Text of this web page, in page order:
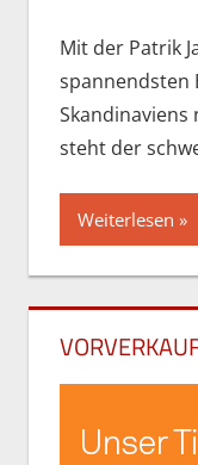
Mit der Patrik
spannendsten
Skandinaviens
steht der
Weiterlesen